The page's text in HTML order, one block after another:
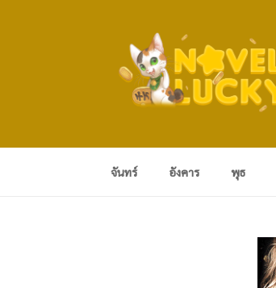
จันทร์ อังคาร พุธ